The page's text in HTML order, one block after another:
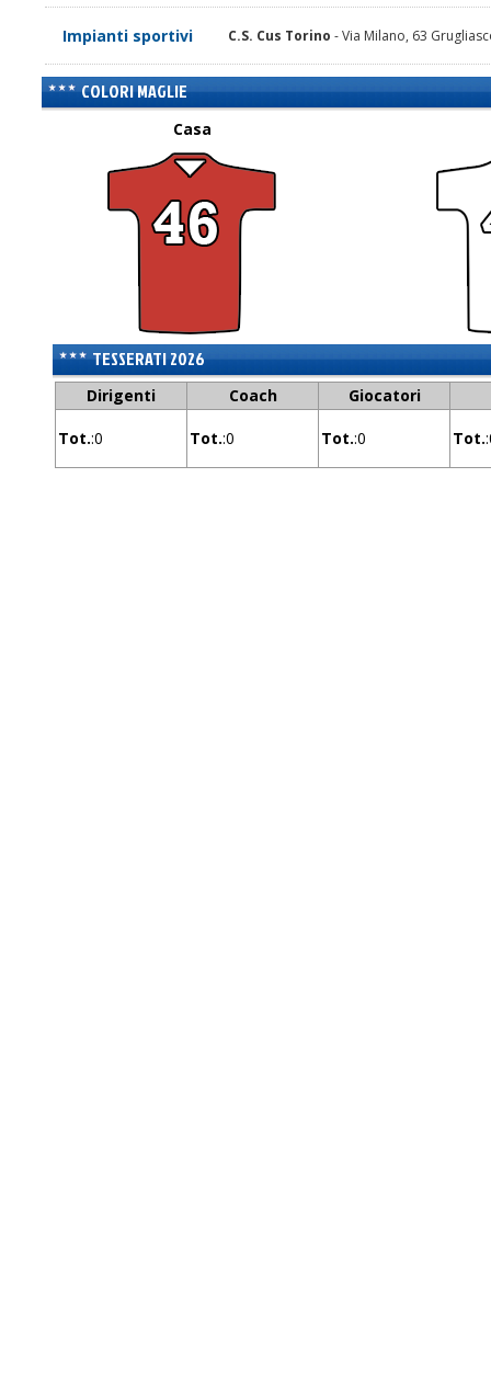
Impianti sportivi C.S. Cus Torino - Via Milano, 63
COLORI MAGLIE
Casa
TESSERATI 2026
Dirigenti Coach Giocatori
Tot.:0 Tot.:0 Tot.:0 Tot.